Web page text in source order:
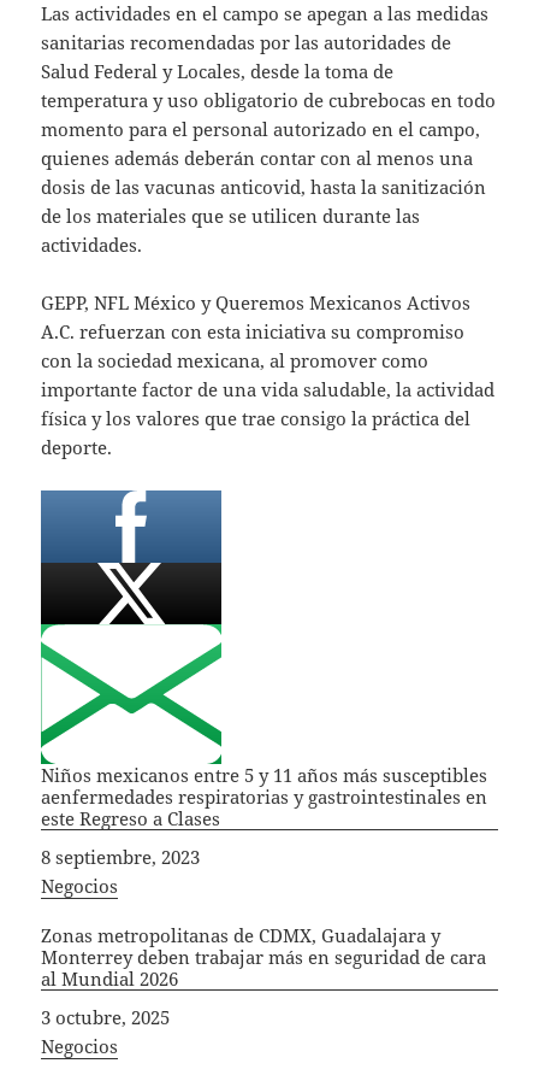
Las actividades en el campo se apegan a las medidas
sanitarias recomendadas por las autoridades de
Salud Federal y Locales, desde la toma de
temperatura y uso obligatorio de cubrebocas en todo
momento para el personal autorizado en el campo,
quienes además deberán contar con al menos una
dosis de las vacunas anticovid, hasta la sanitización
de los materiales que se utilicen durante las
actividades.
GEPP, NFL México y Queremos Mexicanos Activos
A.C. refuerzan con esta iniciativa su compromiso
con la sociedad mexicana, al promover como
importante factor de una vida saludable, la actividad
física y los valores que trae consigo la práctica del
deporte.
Niños mexicanos entre 5 y 11 años más susceptibles
aenfermedades respiratorias y gastrointestinales en
este Regreso a Clases
Fecha
8 septiembre, 2023
In relation to
Negocios
Zonas metropolitanas de CDMX, Guadalajara y
Monterrey deben trabajar más en seguridad de cara
al Mundial 2026
Fecha
3 octubre, 2025
In relation to
Negocios